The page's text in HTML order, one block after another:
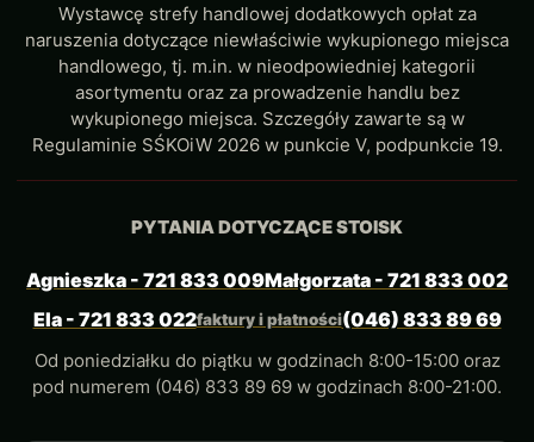
Wystawcę strefy handlowej dodatkowych opłat za
naruszenia dotyczące niewłaściwie wykupionego miejsca
handlowego, tj. m.in. w nieodpowiedniej kategorii
asortymentu oraz za prowadzenie handlu bez
wykupionego miejsca. Szczegóły zawarte są w
Regulaminie SŚKOiW 2026 w punkcie V, podpunkcie 19.
PYTANIA DOTYCZĄCE STOISK
Agnieszka - 721 833 009Małgorzata - 721 833 002
Ela - 721 833 022faktury i płatności(046) 833 89 69
Od poniedziałku do piątku w godzinach 8:00-15:00 oraz
pod numerem (046) 833 89 69 w godzinach 8:00-21:00.